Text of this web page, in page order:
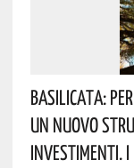
Basilicata:
Un Nuovo
Investimenti.